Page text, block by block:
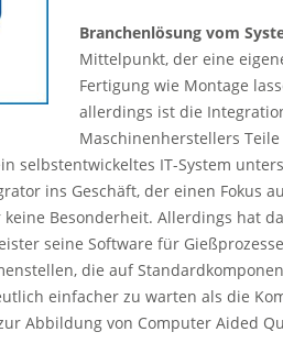
Branchenlösung vom
Mittelpunkt, der eine
Fertigung wie Montage
allerdings ist die
Maschinenherstellers
selbstentwickeltes IT-System
ins Geschäft, der einen Fokus
Besonderheit. Allerdings hat
seine Software für
die auf
einfacher zu warten als die
Abbildung von Computer Aided